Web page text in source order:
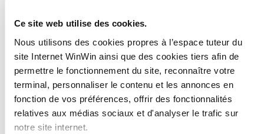
Ce site web utilise des cookies.
Nous utilisons des cookies propres à l’espace tuteur du
site Internet WinWin ainsi que des cookies tiers afin de
permettre le fonctionnement du site, reconnaître votre
terminal, personnaliser le contenu et les annonces en
fonction de vos préférences, offrir des fonctionnalités
relatives aux médias sociaux et d'analyser le trafic sur
notre site internet.
2
L'apprenti est capable
d'organiser des missions de
manière autonome et de suivre
ensuite l'accomplissement des
missions.